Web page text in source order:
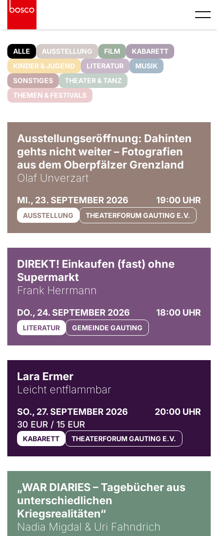
ALLE AUSSTELLUNG FILM
KABARETT
KINDER & JUGEND
LITERATUR
MUSIK
SONSTIGES
THEATER & TANZ
THEMEN & FESTIVALS
Ausstellungseröffnung: Dahinten
gehts nicht weiter – Fotografien
aus dem Oberpfälzer Grenzland
Olaf Unverzart
MI., 23. SEPTEMBER 2026 19:00 UHR
AUSSTELLUNG THEATERFORUM GAUTING E.V.
DIREKT! Einkaufen (fast) ohne
Supermarkt
Frank Herrmann
DO., 24. SEPTEMBER 2026 18:00 UHR
LITERATUR GEMEINDE GAUTING
Lara Ermer
Leicht entflammbar
SO., 27. SEPTEMBER 2026
20:00 UHR
30 EUR / 15 EUR
KABARETT THEATERFORUM GAUTING E.V.
„WAR DIARIES – Tagebücher aus
unterschiedlichen
Kriegsrealitäten“
Nadia Migdal & Uri Fahndrich